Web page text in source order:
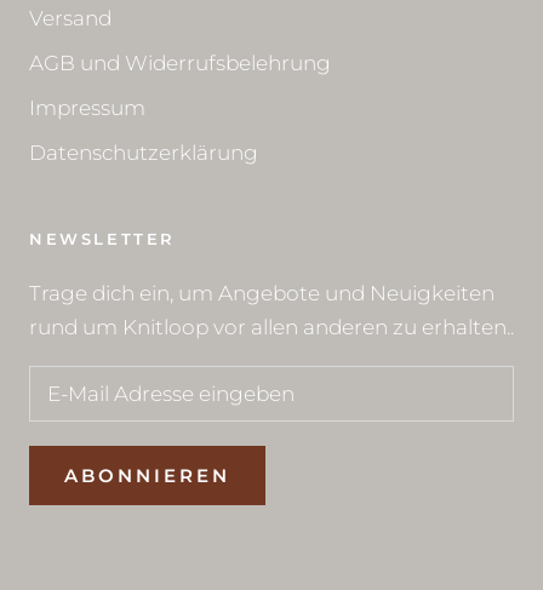
Versand
AGB und Widerrufsbelehrung
Impressum
Datenschutzerklärung
NEWSLETTER
Trage dich ein, um Angebote und Neuigkeiten
rund um Knitloop vor allen anderen zu erhalten..
ABONNIEREN